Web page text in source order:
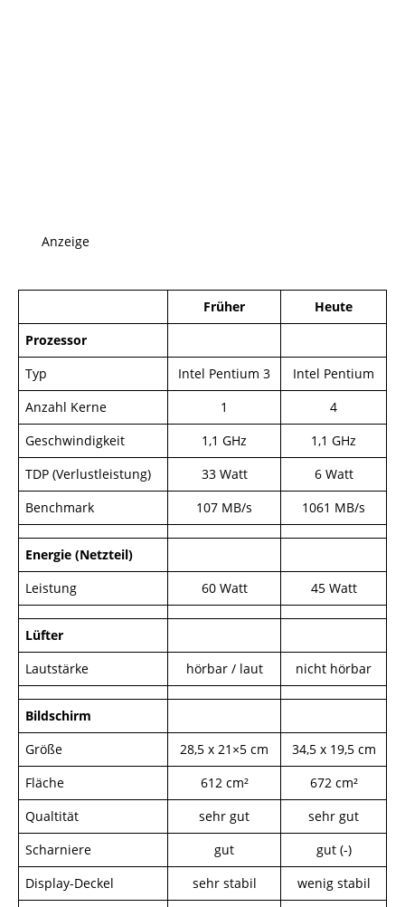
Anzeige
Früher
Heute
Prozessor
Typ
Intel Pentium 3
Intel Pentium
Anzahl Kerne
1
4
Geschwindigkeit
1,1 GHz
1,1 GHz
TDP (Verlustleistung)
33 Watt
6 Watt
Benchmark
107 MB/s 1061 MB/s
Energie (Netzteil)
Leistung
60 Watt 45 Watt
Lüfter
Lautstärke
hörbar / laut nicht hörbar
Bildschirm
Größe
28,5 x 21×5 cm
34,5 x 19,5 cm
Fläche
612 cm²
672 cm²
Qualtität
sehr gut
sehr gut
Scharniere
gut
gut (-)
Display-Deckel
sehr stabil
wenig stabil